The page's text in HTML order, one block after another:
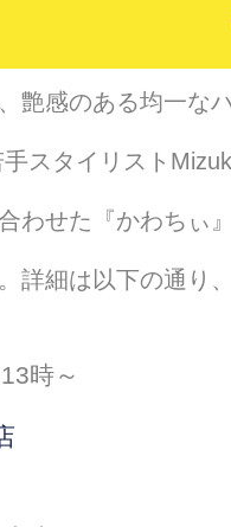
艶感のある均一な
スタイリスト
わせた『かわちぃ
詳細は以下の通り
時～